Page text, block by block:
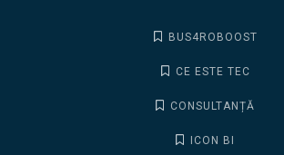
BUS4ROBOOST
CE ESTE TEC
CONSULTANȚĂ
ICON BI